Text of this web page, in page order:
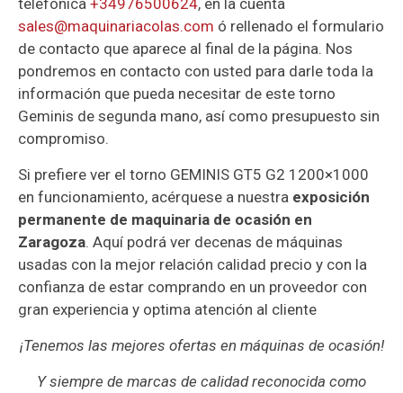
sales@maquinariacolas.com ó rellenado el formulario
de contacto que aparece al final de la página. Nos
pondremos en contacto con usted para darle toda la
información que pueda necesitar de este torno
Geminis de segunda mano, así como presupuesto sin
compromiso.
Si prefiere ver el torno GEMINIS GT5 G2 1200×1000
en funcionamiento, acérquese a nuestra exposición
permanente de maquinaria de ocasión en
Zaragoza. Aquí podrá ver decenas de máquinas
usadas con la mejor relación calidad precio y con la
confianza de estar comprando en un proveedor con
gran experiencia y optima atención al cliente
¡Tenemos las mejores ofertas en máquinas de ocasión!
Y siempre de marcas de calidad reconocida como